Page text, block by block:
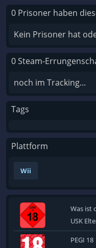
0 Prisoner haben
Kein Prisoner hat
0 Steam-
noch im Tracking...
Tags
Plattform
Wii
Was ist
USK
PEGI 18